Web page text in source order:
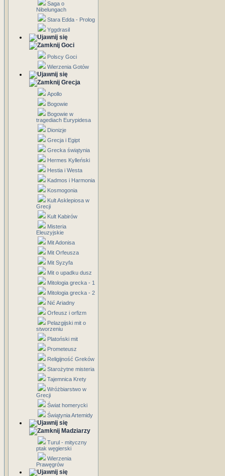
Saga o
Nibelungach
Stara Edda - Prolog
Yggdrasil
Goci
Polscy Goci
Wierzenia Gotów
Grecja
Apollo
Bogowie
Bogowie w
tragediach Eurypidesa
Dionizje
Grecja i Egipt
Grecka świątynia
Hermes Kylleński
Hestia i Westa
Kadmos i Harmonia
Kosmogonia
Kult Asklepiosa w
Grecji
Kult Kabirów
Misteria
Eleuzyjskie
Mit Adonisa
Mit Orfeusza
Mit Syzyfa
Mit o upadku dusz
Mitologia grecka - 1
Mitologia grecka - 2
Nić Ariadny
Orfeusz i orfizm
Pelazgijski mit o
stworzeniu
Platoński mit
Prometeusz
Religijność Greków
Starożytne misteria
Tajemnica Krety
Wróżbiarstwo w
Grecji
Świat homerycki
Świątynia Artemidy
Madziarzy
Turul - mityczny
ptak węgierski
Wierzenia
Prawęgrów